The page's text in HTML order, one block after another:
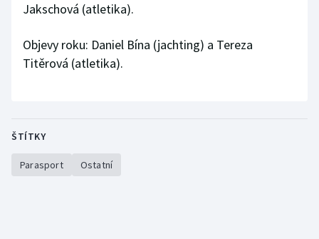
Plážový volejbal
Ragby
Jakschová (atletika).
Objevy roku: Daniel Bína (jachting) a Tereza
Titěrová (atletika).
ŠTÍTKY
Parasport Ostatní